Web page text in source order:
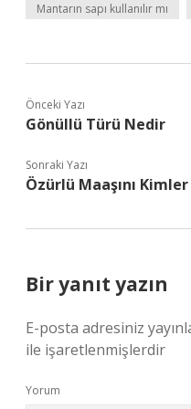
Mantarın sapı kullanılır mı
Önceki Yazı
Gönüllü Türü Nedir
Sonraki Yazı
Özürlü Maaşını
Bir yanıt yazın
E-posta adresiniz
ile işaretlenmişlerdir
Yorum